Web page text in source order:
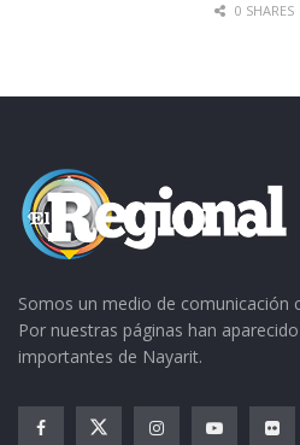
0 SHARES
Somos un medio de comunicación
Por nuestras páginas han
importantes de Nayarit.